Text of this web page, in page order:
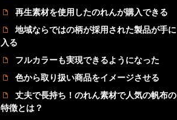
再生素材を使用したのれんが購入できる
地域ならではの柄が採用された製品が手に
入る
フルカラーも実現できるようになった
色から取り扱い商品をイメージさせる
丈夫で長持ち！のれん素材で人気の帆布の
特徴とは？